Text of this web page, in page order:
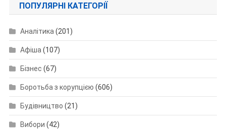
ПОПУЛЯРНІ КАТЕГОРІЇ
Аналітика (201)
Афіша (107)
Бізнес (67)
Боротьба з корупцією (606)
Будівництво (21)
Вибори (42)